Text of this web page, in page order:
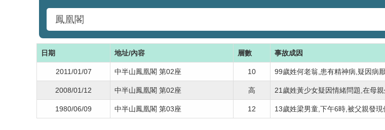
日期 地址/內容 層數 事故成因
2011/01/07 中半山鳳凰閣 第02座 10 99歲姓何老翁,患有精神病,疑因病
2008/01/12 中半山鳳凰閣 第02座 高 21歲姓黃少女疑因情緒問題,在母親
1980/06/09 中半山鳳凰閣 第03座 12 13歲姓梁男童,下午6時,被父親發現